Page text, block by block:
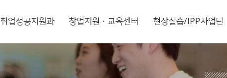
취업성공지원과 창업지원·교육센터 현장실습/IPP사업단